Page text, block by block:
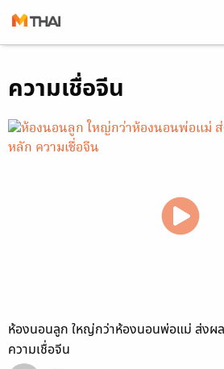
toความเชื่อจีน
ห้องนอนลูก ใหญ่กว่าห้องนอนพ่อแม่ ส่งผล
ความเชื่อจีน